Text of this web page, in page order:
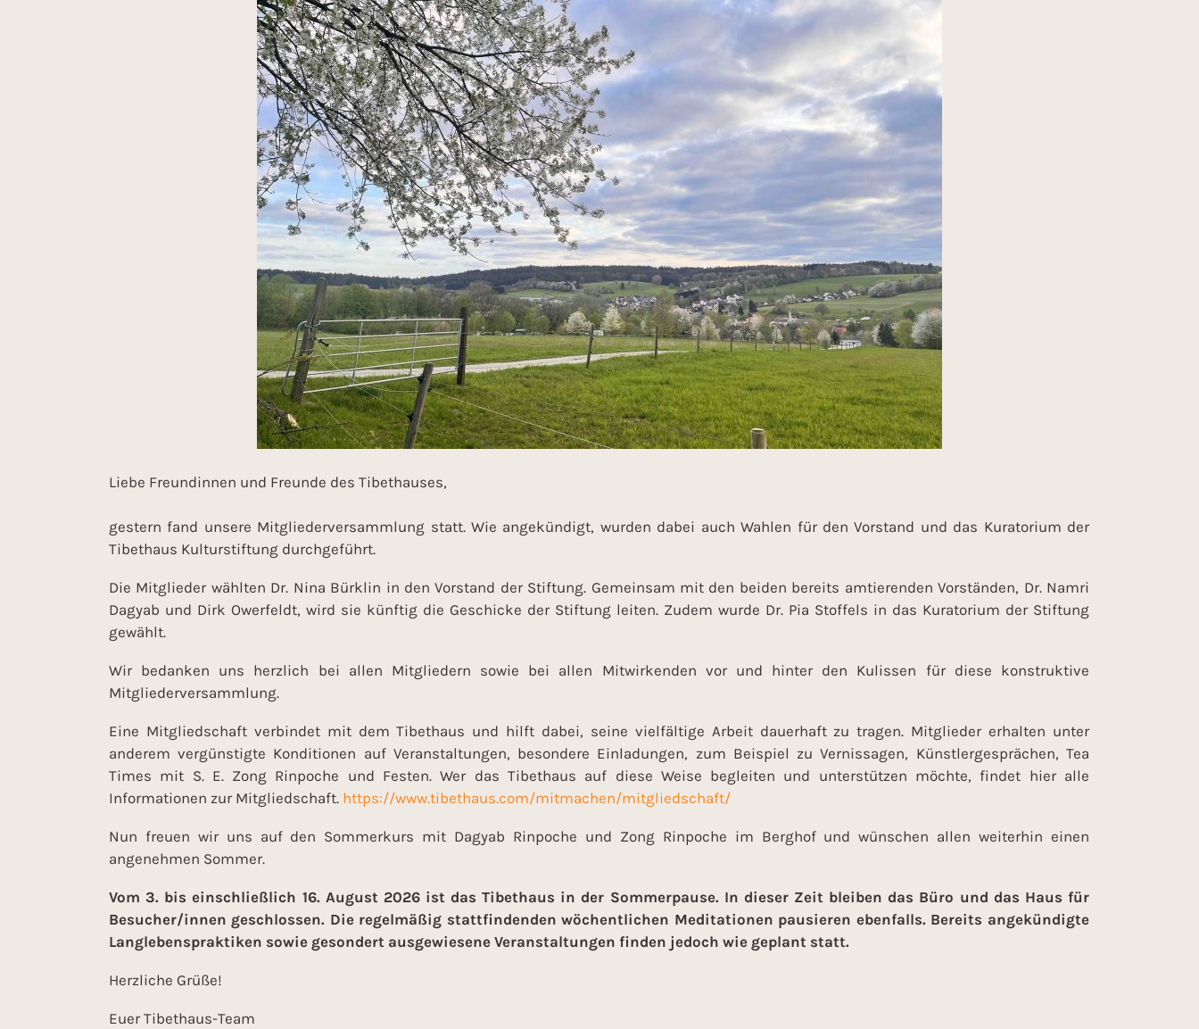
Liebe Freundinnen und Freunde des Tibethauses,
gestern fand unsere Mitgliederversammlung statt. Wie angekündigt, wurden dabei auch Wahlen für den Vorstand und das Kuratorium der
Tibethaus Kulturstiftung durchgeführt.
Die Mitglieder wählten Dr. Nina Bürklin in den Vorstand der Stiftung. Gemeinsam mit den beiden bereits amtierenden Vorständen, Dr. Namri
Dagyab und Dirk Owerfeldt, wird sie künftig die Geschicke der Stiftung leiten. Zudem wurde Dr. Pia Stoffels in das Kuratorium der Stiftung
gewählt.
Wir bedanken uns herzlich bei allen Mitgliedern sowie bei allen Mitwirkenden vor und hinter den Kulissen für diese konstruktive
Mitgliederversammlung.
Eine Mitgliedschaft verbindet mit dem Tibethaus und hilft dabei, seine vielfältige Arbeit dauerhaft zu tragen. Mitglieder erhalten unter
anderem vergünstigte Konditionen auf Veranstaltungen, besondere Einladungen, zum Beispiel zu Vernissagen, Künstlergesprächen, Tea
Times mit S. E. Zong Rinpoche und Festen. Wer das Tibethaus auf diese Weise begleiten und unterstützen möchte, findet hier alle
Informationen zur Mitgliedschaft. https://www.tibethaus.com/mitmachen/mitgliedschaft/
Nun freuen wir uns auf den Sommerkurs mit Dagyab Rinpoche und Zong Rinpoche im Berghof und wünschen allen weiterhin einen
angenehmen Sommer.
Vom 3. bis einschließlich 16. August 2026 ist das Tibethaus in der Sommerpause. In dieser Zeit bleiben das Büro und das Haus für
Besucher/innen geschlossen. Die regelmäßig stattfindenden wöchentlichen Meditationen pausieren ebenfalls. Bereits angekündigte
Langlebenspraktiken sowie gesondert ausgewiesene Veranstaltungen finden jedoch wie geplant statt.
Herzliche Grüße!
Euer Tibethaus-Team